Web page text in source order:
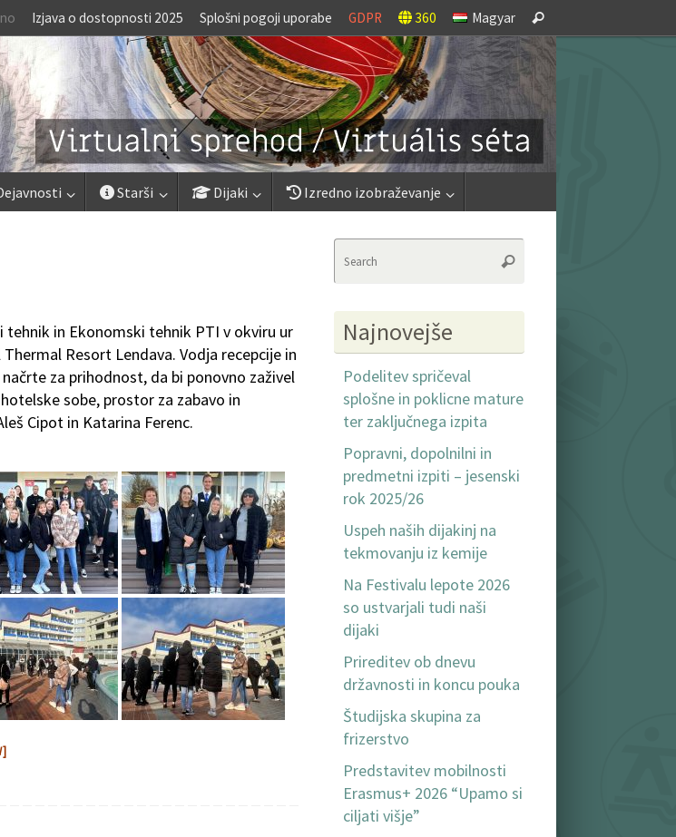
Izjava o dostopnosti 2025 Splošni pogoji uporabe GDPR 360 Magyar
for:
Search
Starši Dijaki Izredno izobraževanje
tehnik in Ekonomski tehnik PTI v okviru ur
Resort Lendava. Vodja recepcije in
za prihodnost, da bi ponovno zaživel
sobe, prostor za zabavo in
Cipot in Katarina Ferenc.
Search
Najnovejše
Podelitev spričeval
splošne in poklicne mature
ter zaključnega izpita
Popravni, dopolnilni in
predmetni izpiti – jesenski
rok 2025/26
Uspeh naših dijakinj na
tekmovanju iz kemije
Na Festivalu lepote 2026
so ustvarjali tudi naši
dijaki
Prireditev ob dnevu
državnosti in koncu pouka
Študijska skupina za
frizerstvo
Predstavitev mobilnosti
Erasmus+ 2026 “Upamo si
ciljati višje”